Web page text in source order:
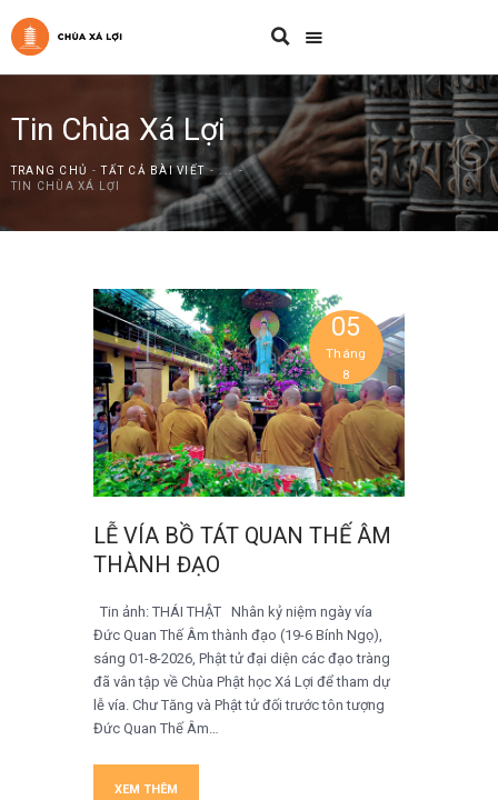
Tin Chùa Xá Lợi
TRANG CHỦ TẤT CẢ BÀI VIẾT
...
TIN CHÙA XÁ LỢI
05
Tháng
8
LỄ VÍA BỒ TÁT QUAN THẾ ÂM
THÀNH ĐẠO
Tin ảnh: THÁI THẬT Nhân kỷ niệm ngày vía
Đức Quan Thế Âm thành đạo (19-6 Bính Ngọ),
sáng 01-8-2026, Phật tử đại diện các đạo tràng
đã vân tập về Chùa Phật học Xá Lợi để tham dự
lễ vía. Chư Tăng và Phật tử đối trước tôn tượng
Đức Quan Thế Âm…
XEM THÊM